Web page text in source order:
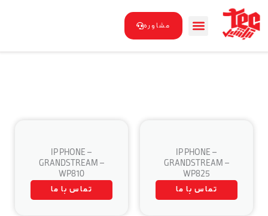
محتوا
مشاوره
IP PHONE –
GRANDSTREAM –
WP825
تماس با ما
IP PHONE –
GRANDSTREAM –
WP810
تماس با ما